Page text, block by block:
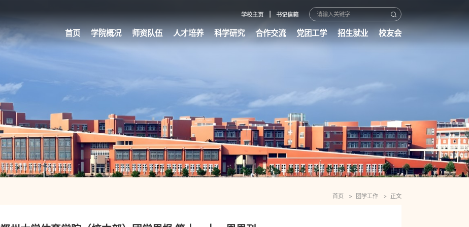
学校主页 书记信箱
首页 学院概况 师资队伍 人才培养 科学研究 合作交流 党团工学 招生就业 校友会
首页 团学工作 正文